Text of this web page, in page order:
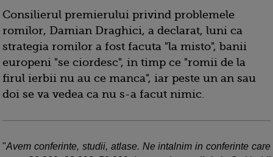
Consilierul premierului privind problemele
romilor, Damian Draghici, a declarat, luni ca
strategia romilor a fost facuta "la misto", banii
europeni "se ciordesc", in timp ce "romii de la
firul ierbii nu au ce manca", iar peste un an sau
doi se va vedea ca nu s-a facut nimic.
"Avem conferinte, studii, atlase. Ne intalnim in conferinte care